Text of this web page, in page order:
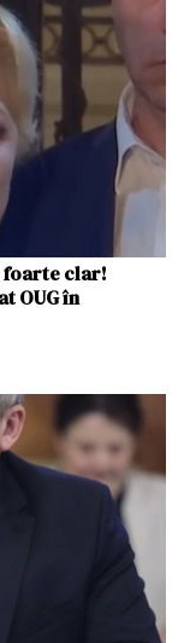
foarte clar!
OUG în